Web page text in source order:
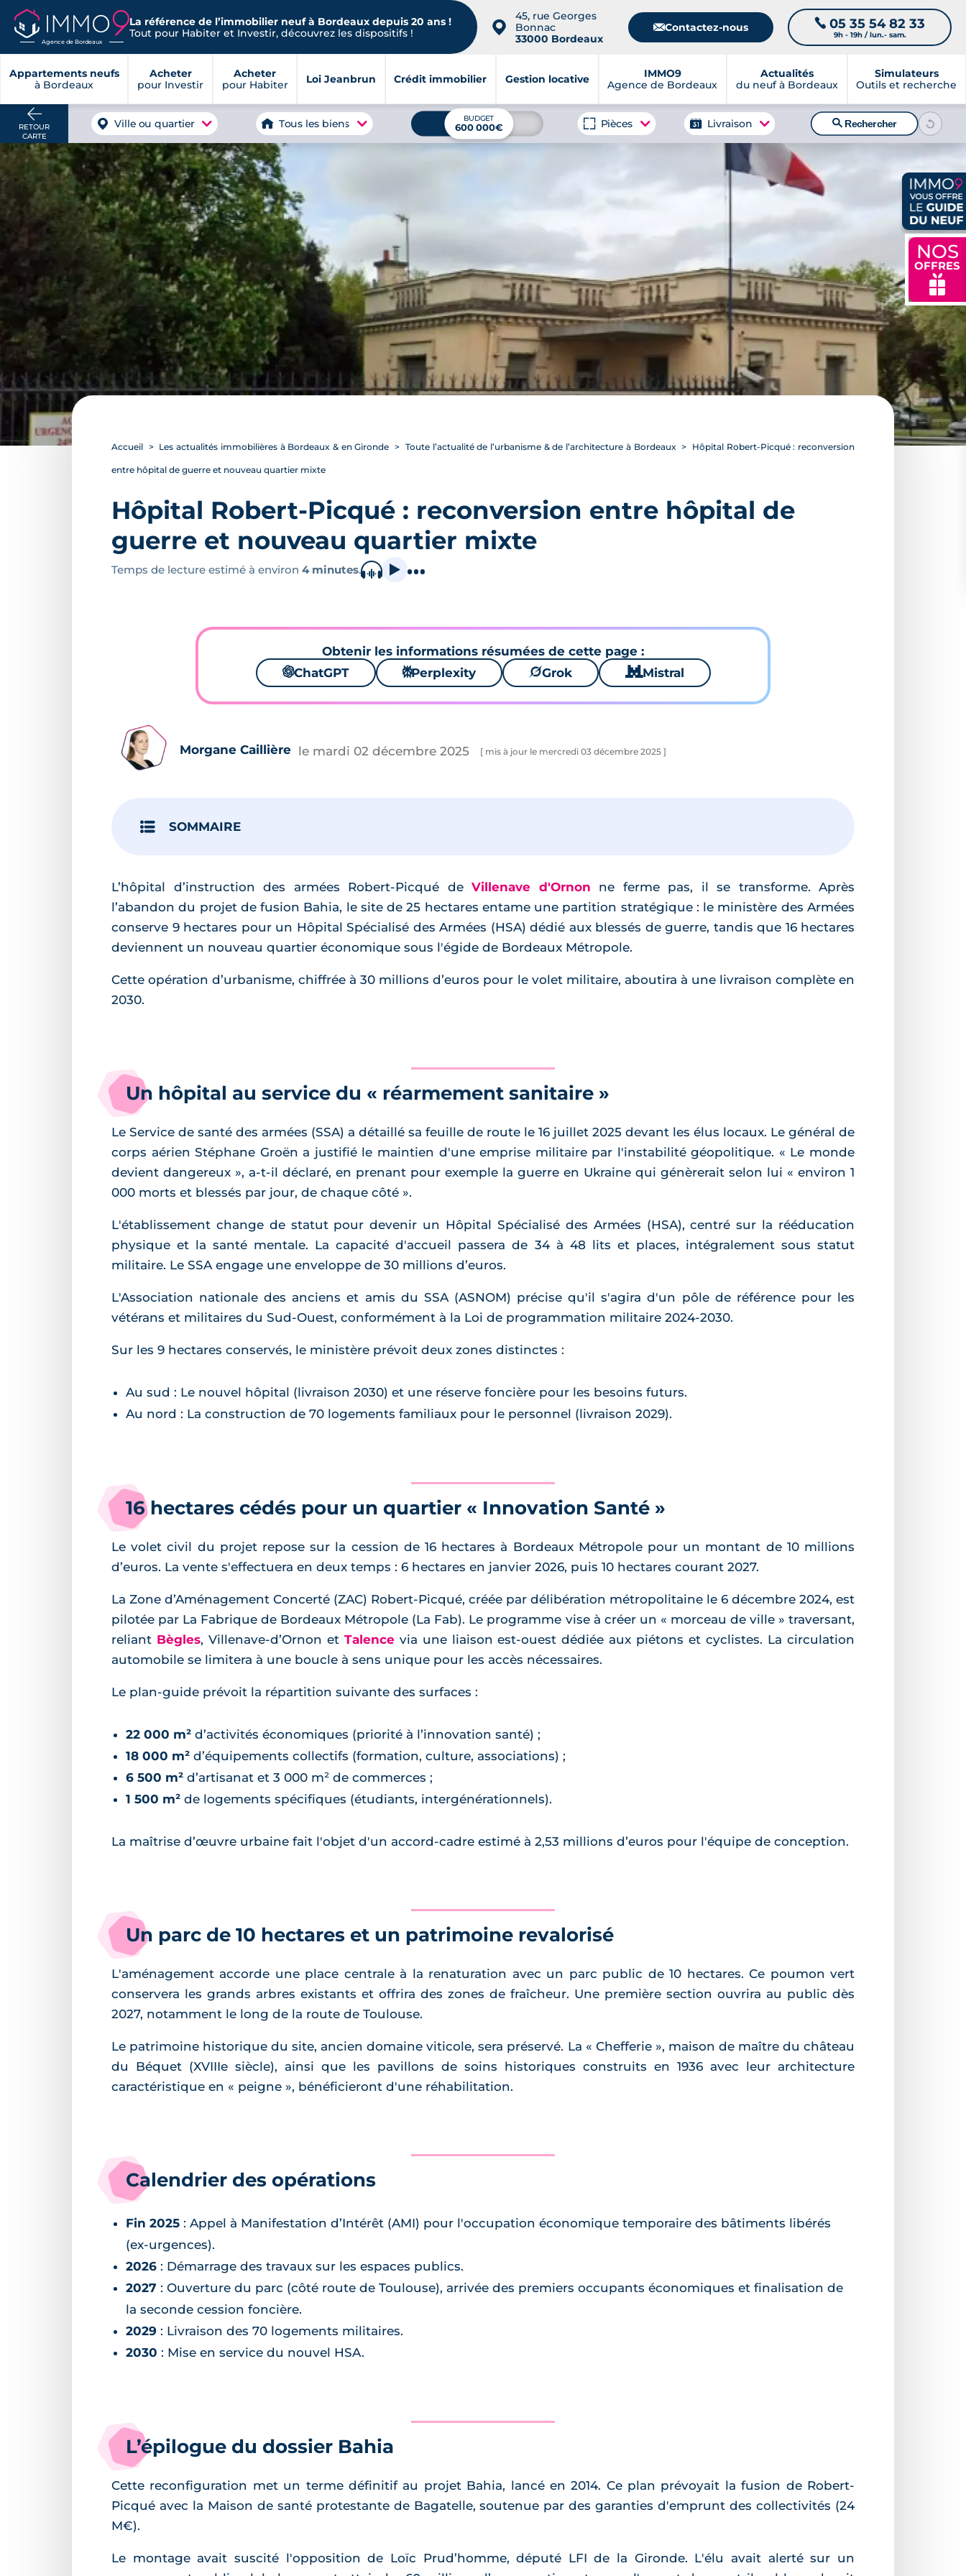
Agence de Bordeaux
La référence de l’immobilier neuf à Bordeaux depuis 20 ans !
Tout pour Habiter et Investir, découvrez les dispositifs !
📍
45, rue Georges
Bonnac
33000 Bordeaux
📧Contactez-nous 📞 05 35 54 82 33
9h - 19h / lun.- sam.
Appartements neufs
à Bordeaux
Acheter
pour Investir
Acheter
pour Habiter
Loi Jeanbrun Crédit immobilier Gestion locative
IMMO9
Agence de Bordeaux
Actualités
du neuf à Bordeaux
Simulateurs
Outils et recherche
NOS
OFFRES
🎁
RETOUR
CARTE
Ville ou quartier Tous les biens BUDGET
600 000€ Pièces Livraison 🔍Rechercher
Accueil Les actualités immobilières à Bordeaux & en Gironde Toute l’actualité de l’urbanisme & de l’architecture à Bordeaux Hôpital Robert-Picqué : reconversion
entre hôpital de guerre et nouveau quartier mixte
Hôpital Robert-Picqué : reconversion entre hôpital de
guerre et nouveau quartier mixte
Temps de lecture estimé à environ 4 minutes.
Obtenir les informations résumées de cette page :
🌌ChatGPT ⚙Perplexity 🪐Grok 🐱 Mistral
Morgane Caillière le mardi 02 décembre 2025 [ mis à jour le mercredi 03 décembre 2025 ]
SOMMAIRE
L’hôpital d’instruction des armées Robert-Picqué de Villenave d'Ornon ne ferme pas, il se transforme. Après
l’abandon du projet de fusion Bahia, le site de 25 hectares entame une partition stratégique : le ministère des Armées
conserve 9 hectares pour un Hôpital Spécialisé des Armées (HSA) dédié aux blessés de guerre, tandis que 16 hectares
deviennent un nouveau quartier économique sous l'égide de Bordeaux Métropole.
Cette opération d’urbanisme, chiffrée à 30 millions d’euros pour le volet militaire, aboutira à une livraison complète en
2030.
Un hôpital au service du « réarmement sanitaire »
Le Service de santé des armées (SSA) a détaillé sa feuille de route le 16 juillet 2025 devant les élus locaux. Le général de
corps aérien Stéphane Groën a justifié le maintien d'une emprise militaire par l'instabilité géopolitique. « Le monde
devient dangereux », a-t-il déclaré, en prenant pour exemple la guerre en Ukraine qui génèrerait selon lui « environ 1
000 morts et blessés par jour, de chaque côté ».
L'établissement change de statut pour devenir un Hôpital Spécialisé des Armées (HSA), centré sur la rééducation
physique et la santé mentale. La capacité d'accueil passera de 34 à 48 lits et places, intégralement sous statut
militaire. Le SSA engage une enveloppe de 30 millions d’euros.
L'Association nationale des anciens et amis du SSA (ASNOM) précise qu'il s'agira d'un pôle de référence pour les
vétérans et militaires du Sud-Ouest, conformément à la Loi de programmation militaire 2024-2030.
Sur les 9 hectares conservés, le ministère prévoit deux zones distinctes :
Au sud : Le nouvel hôpital (livraison 2030) et une réserve foncière pour les besoins futurs.
Au nord : La construction de 70 logements familiaux pour le personnel (livraison 2029).
16 hectares cédés pour un quartier « Innovation Santé »
Le volet civil du projet repose sur la cession de 16 hectares à Bordeaux Métropole pour un montant de 10 millions
d’euros. La vente s'effectuera en deux temps : 6 hectares en janvier 2026, puis 10 hectares courant 2027.
La Zone d’Aménagement Concerté (ZAC) Robert-Picqué, créée par délibération métropolitaine le 6 décembre 2024, est
pilotée par La Fabrique de Bordeaux Métropole (La Fab). Le programme vise à créer un « morceau de ville » traversant,
reliant Bègles, Villenave-d’Ornon et Talencevia une liaison est-ouest dédiée aux piétons et cyclistes. La circulation
automobile se limitera à une boucle à sens unique pour les accès nécessaires.
Le plan-guide prévoit la répartition suivante des surfaces :
22 000 m² d’activités économiques (priorité à l’innovation santé) ;
18 000 m² d’équipements collectifs (formation, culture, associations) ;
6 500 m² d’artisanat et 3 000 m² de commerces ;
1 500 m² de logements spécifiques (étudiants, intergénérationnels).
La maîtrise d’œuvre urbaine fait l'objet d'un accord-cadre estimé à 2,53 millions d’euros pour l'équipe de conception.
Un parc de 10 hectares et un patrimoine revalorisé
L'aménagement accorde une place centrale à la renaturation avec un parc public de 10 hectares. Ce poumon vert
conservera les grands arbres existants et offrira des zones de fraîcheur. Une première section ouvrira au public dès
2027, notamment le long de la route de Toulouse.
Le patrimoine historique du site, ancien domaine viticole, sera préservé. La « Chefferie », maison de maître du château
du Béquet (XVIIIe siècle), ainsi que les pavillons de soins historiques construits en 1936 avec leur architecture
caractéristique en « peigne », bénéficieront d'une réhabilitation.
Calendrier des opérations
Fin 2025 : Appel à Manifestation d’Intérêt (AMI) pour l'occupation économique temporaire des bâtiments libérés
(ex-urgences).
2026 : Démarrage des travaux sur les espaces publics.
2027 : Ouverture du parc (côté route de Toulouse), arrivée des premiers occupants économiques et finalisation de
la seconde cession foncière.
2029 : Livraison des 70 logements militaires.
2030 : Mise en service du nouvel HSA.
L’épilogue du dossier Bahia
Cette reconfiguration met un terme définitif au projet Bahia, lancé en 2014. Ce plan prévoyait la fusion de Robert-
Picqué avec la Maison de santé protestante de Bagatelle, soutenue par des garanties d'emprunt des collectivités (24
M€).
Le montage avait suscité l'opposition de Loïc Prud’homme, député LFI de la Gironde. L'élu avait alerté sur un